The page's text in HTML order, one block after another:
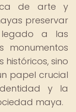
de arte y
preservar
a las
monumentos
históricos, sino
papel crucial
y la
maya.